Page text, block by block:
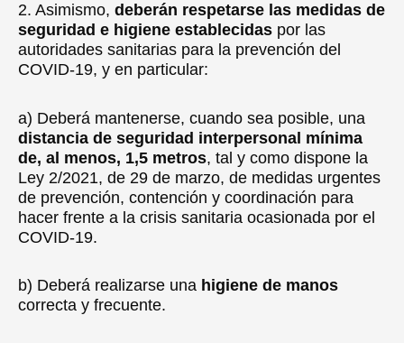
2. Asimismo, deberán respetarse las medidas de
seguridad e higiene establecidas por las
autoridades sanitarias para la prevención del
COVID-19, y en particular:
a) Deberá mantenerse, cuando sea posible, una
distancia de seguridad interpersonal mínima
de, al menos, 1,5 metros, tal y como dispone la
Ley 2/2021, de 29 de marzo, de medidas urgentes
de prevención, contención y coordinación para
hacer frente a la crisis sanitaria ocasionada por el
COVID-19.
b) Deberá realizarse una higiene de manos
correcta y frecuente.